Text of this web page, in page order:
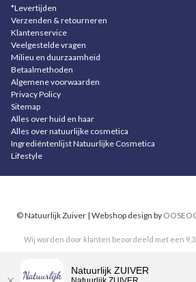
*Levertijden
Verzenden & retourneren
Klantenservice
Veelgestelde vragen
Milieu en duurzaamheid
Betaalmethoden
Algemene voorwaarden
Privacy Policy
Sitemap
Alles over huid en haar
Alles over natuurlijke cosmetica
Ingrediëntenlijst Natuurlijke Cosmetica
Lifestyle
© Natuurlijk Zuiver | Webshop design by
Wij worden door klanten beoordeeld met een 9,3
Natuurlijk ZUIVER